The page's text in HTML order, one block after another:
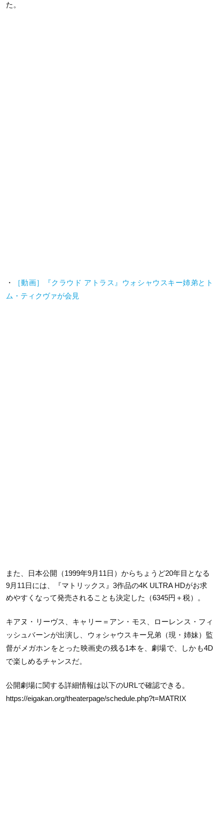
た。
・
［動画］『クラウド アトラス』ウォシャウスキー姉弟とト
ム・ティクヴァが会見
また、日本公開（1999年9月11日）からちょうど20年目となる
9月11日には、『マトリックス』3作品の4K ULTRA HDがお求
めやすくなって発売されることも決定した（6345円＋税）。
キアヌ・リーヴス、キャリー＝アン・モス、ローレンス・フィ
ッシュバーンが出演し、ウォシャウスキー兄弟（現・姉妹）監
督がメガホンをとった映画史の残る1本を、劇場で、しかも4D
で楽しめるチャンスだ。
公開劇場に関する詳細情報は以下のURLで確認できる。
https://eigakan.org/theaterpage/schedule.php?t=MATRIX